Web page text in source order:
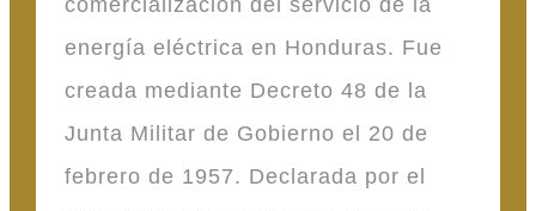
energía eléctrica en Honduras. Fue
creada mediante Decreto 48 de la
Junta Militar de Gobierno el 20 de
febrero de 1957. Declarada por el